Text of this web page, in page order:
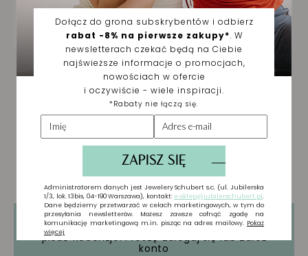
Tylko zarejestrowani użytkownicy mogą
pisać Recenzje. ProszęZaloguj sięlubZałóż
konto